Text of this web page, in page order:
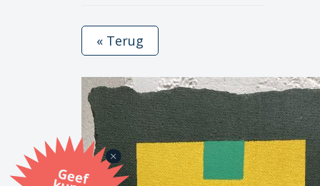
G
eef
u
n
st
a
d
o
m
et
e SB
K
u
n
stb
o
n
« Terug